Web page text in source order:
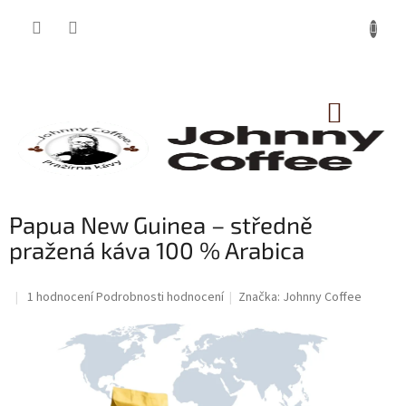
KOŠÍK
Papua New Guinea – středně
pražená káva 100 % Arabica
Průměrné
1 hodnoceníPodrobnosti hodnocení Značka: Johnny Coffee